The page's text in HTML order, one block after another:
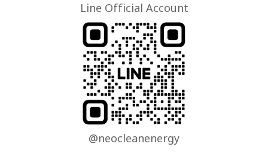
Line Official Account
@neocleanenergy